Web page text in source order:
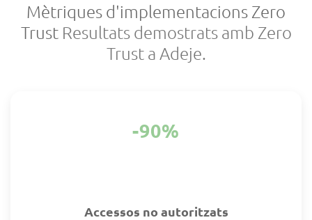
Mètriques d'implementacions Zero
Trust Resultats demostrats amb Zero
Trust a Adeje.
-90%
Accessos no autoritzats